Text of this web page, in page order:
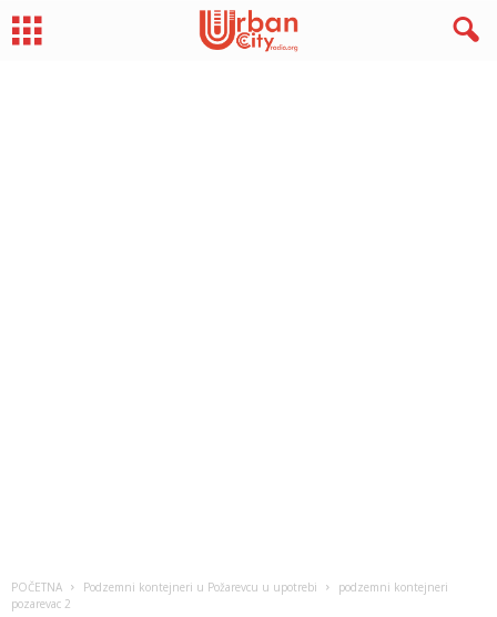
POČETNA Podzemni kontejneri u Požarevcu u upotrebi
podzemni kontejneri
pozarevac 2